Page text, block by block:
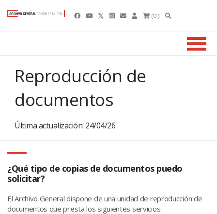
(0 )
Reproducción de
documentos
Última actualización: 24/04/26
¿Qué tipo de copias de documentos puedo
solicitar?
El Archivo General dispone de una unidad de reproducción de
documentos que presta los siguientes servicios: